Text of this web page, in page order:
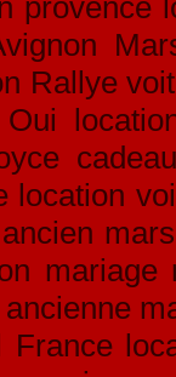
provence
Rallye
location